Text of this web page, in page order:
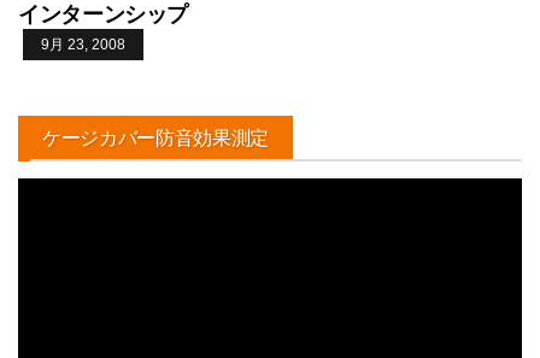
インターンシップ
9月 23, 2008
ケージカバー防音効果測定